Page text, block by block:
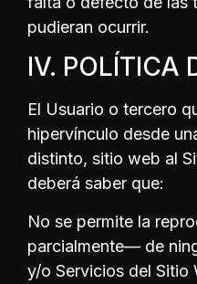
pudieran ocurrir.
IV. POLÍTICA
El Usuario o tercero
hipervínculo desde
distinto, sitio web al
deberá saber que:
No se permite la
parcialmente— de
y/o Servicios del Sitio